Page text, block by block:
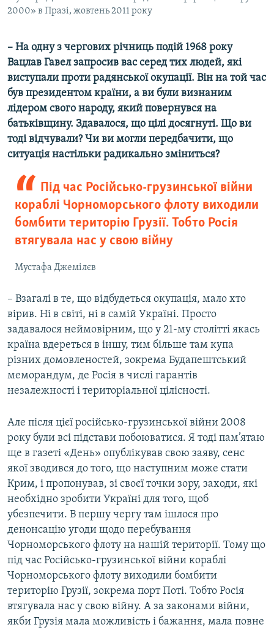
2000» в Празі, жовтень 2011 року
– На одну з чергових річниць подій 1968 року
Вацлав Гавел запросив вас серед тих людей, які
виступали проти радянської окупації. Він на той час
був президентом країни, а ви були визнаним
лідером свого народу, який повернувся на
батьківщину. Здавалося, що цілі досягнуті. Що ви
тоді відчували? Чи ви могли передбачити, що
ситуація настільки радикально зміниться?
Під час Російсько-грузинської війни
кораблі Чорноморського флоту виходили
бомбити територію Грузії. Тобто Росія
втягувала нас у свою війну
Мустафа Джемілєв
– Взагалі в те, що відбудеться окупація, мало хто
вірив. Ні в світі, ні в самій Україні. Просто
задавалося неймовірним, що у 21-му столітті якась
країна вдереться в іншу, тим більше там купа
різних домовленостей, зокрема Будапештський
меморандум, де Росія в числі гарантів
незалежності і територіальної цілісності.
Але після цієї російсько-грузинської війни 2008
року були всі підстави побоюватися. Я тоді пам’ятаю
ще в газеті «День» опублікував свою заяву, сенс
якої зводився до того, що наступним може стати
Крим, і пропонував, зі своєї точки зору, заходи, які
необхідно зробити Україні для того, щоб
убезпечити. В першу чергу там ішлося про
денонсацію угоди щодо перебування
Чорноморського флоту на нашій території. Тому що
під час Російсько-грузинської війни кораблі
Чорноморського флоту виходили бомбити
територію Грузії, зокрема порт Поті. Тобто Росія
втягувала нас у свою війну. А за законами війни,
якби Грузія мала можливість і бажання, мала повне